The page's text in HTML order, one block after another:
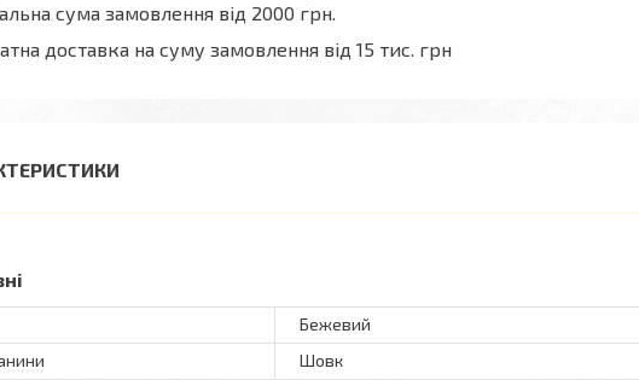
сума замовлення від 2000 грн.
доставка на суму замовлення від 15 тис. грн
Бежевий
Шовк